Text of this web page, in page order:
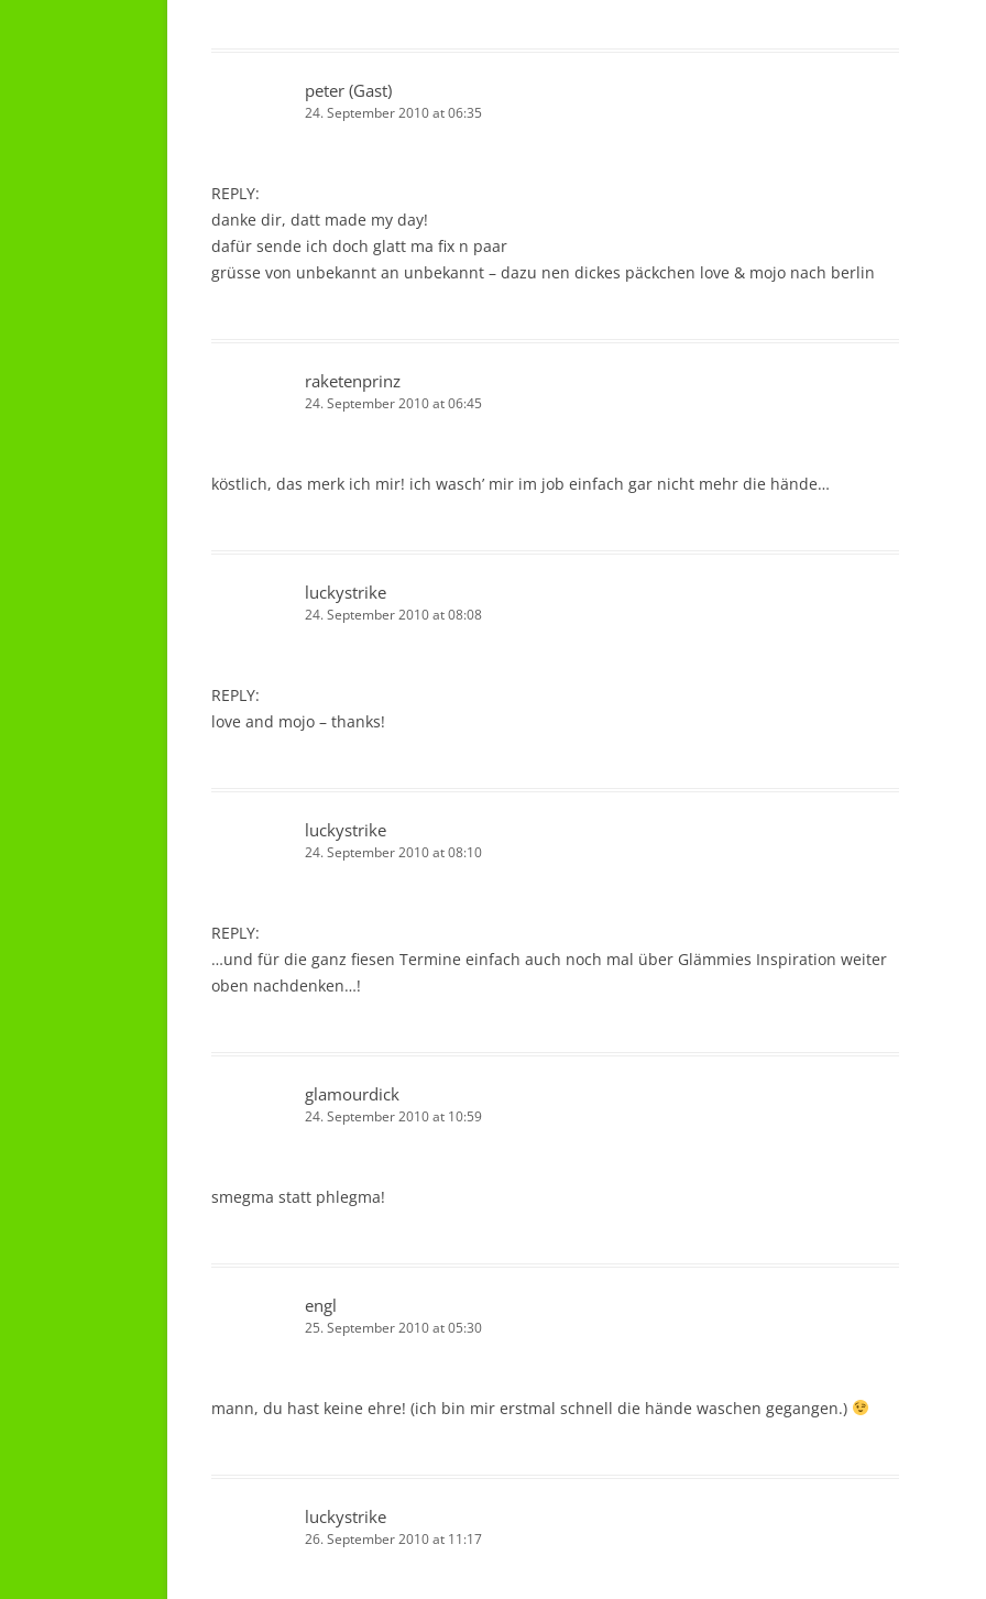
peter (Gast)
24. September 2010 at 06:35
REPLY:
danke dir, datt made my day!
dafür sende ich doch glatt ma fix n paar
grüsse von unbekannt an unbekannt – dazu nen dickes päckchen love & mojo nach berlin
raketenprinz
24. September 2010 at 06:45
köstlich, das merk ich mir! ich wasch’ mir im job einfach gar nicht mehr die hände…
luckystrike
24. September 2010 at 08:08
REPLY:
love and mojo – thanks!
luckystrike
24. September 2010 at 08:10
REPLY:
…und für die ganz fiesen Termine einfach auch noch mal über Glämmies Inspiration weiter
oben nachdenken…!
glamourdick
24. September 2010 at 10:59
smegma statt phlegma!
engl
25. September 2010 at 05:30
mann, du hast keine ehre! (ich bin mir erstmal schnell die hände waschen gegangen.)
luckystrike
26. September 2010 at 11:17